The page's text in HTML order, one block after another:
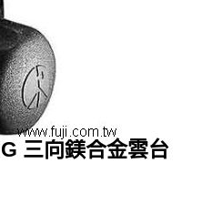
三向鎂合金雲台